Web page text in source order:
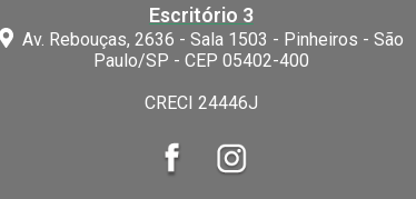
Escritório 3
Av. Rebouças, 2636 - Sala 1503 - Pinheiros - São
Paulo/SP - CEP 05402-400
CRECI 24446J